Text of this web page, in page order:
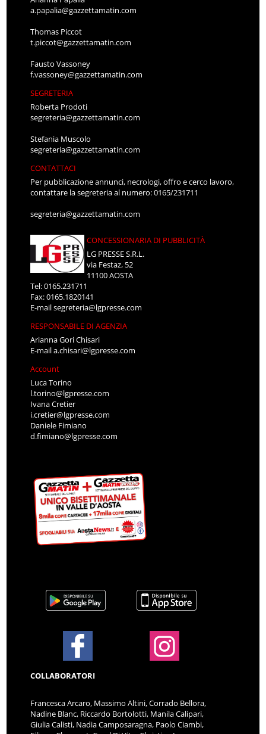
a.papalia@gazzettamatin.com
Thomas Piccot
t.piccot@gazzettamatin.com
Fausto Vassoney
f.vassoney@gazzettamatin.com
SEGRETERIA
Roberta Prodoti
segreteria@gazzettamatin.com
Stefania Muscolo
segreteria@gazzettamatin.com
CONTATTACI
Per pubblicazione annunci, necrologi, offro e cerco lavoro,
contattare la segreteria al numero: 0165/231711
segreteria@gazzettamatin.com
CONCESSIONARIA DI PUBBLICITÀ
LG PRESSE S.R.L.
via Festaz, 52
11100 AOSTA
Tel: 0165.231711
Fax: 0165.1820141
E-mailsegreteria@lgpresse.com
RESPONSABILE DI AGENZIA
Arianna Gori Chisari
E-maila.chisari@lgpresse.com
Account
Luca Torino
l.torino@lgpresse.com
Ivana Cretier
i.cretier@lgpresse.com
Daniele Fimiano
d.fimiano@lgpresse.com
COLLABORATORI
Francesca Arcaro, Massimo Altini, Corrado Bellora,
Nadine Blanc, Riccardo Bortolotti, Manila Calipari,
Giulia Calisti, Nadia Camposaragna, Paolo Ciambi,